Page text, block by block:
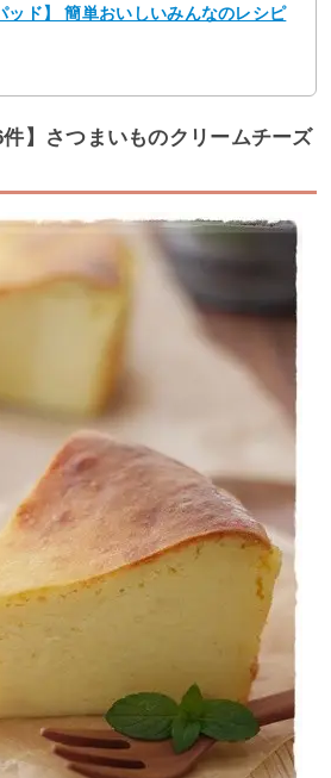
ド】 簡単おいしいみんなのレシピ
件】さつまいものクリームチーズ